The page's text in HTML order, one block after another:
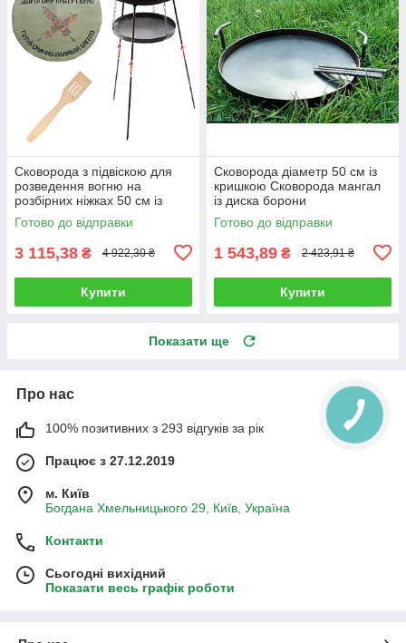
Сковорода з підвіскою для
розведення вогню на
розбірних ніжках 50 см із
кришкою, чохлом і принтом
Готово до відправки
3 115,38 ₴ 4 922,30 ₴
Купити
Сковорода діаметр 50 см із
кришкою Сковорода мангал
із диска борони
Готово до відправки
1 543,89 ₴ 2 423,91 ₴
Купити
Показати ще
Про нас
100% позитивних з 293 відгуків за рік
Працює з 27.12.2019
м. Київ
Богдана Хмельницького 29, Київ, Україна
Контакти
Сьогодні вихідний
Показати весь графік роботи